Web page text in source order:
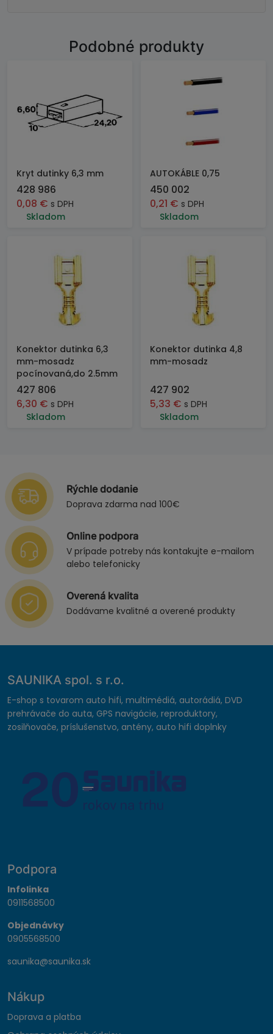
Podobné produkty
Kryt dutinky 6,3 mm
428 986
0,08 € s DPH
Skladom
AUTOKÁBLE 0,75
450 002
0,21 € s DPH
Skladom
Konektor dutinka 6,3
mm-mosadz
pocínovaná,do 2.5mm
427 806
6,30 € s DPH
Skladom
Konektor dutinka 4,8
mm-mosadz
427 902
5,33 € s DPH
Skladom
Rýchle dodanie
Doprava zdarma nad 100€
Online podpora
V prípade potreby nás kontakujte e-mailom
alebo telefonicky
Overená kvalita
Dodávame kvalitné a overené produkty
SAUNIKA spol. s r.o.
E-shop s tovarom auto hifi, multimédiá, autorádiá, DVD
prehrávače do auta, GPS navigácie, reproduktory,
zosilňovače, príslušenstvo, antény, auto hifi doplnky
Podpora
Infolinka
0911568500
Objednávky
0905568500
saunika@saunika.sk
Nákup
Doprava a platba